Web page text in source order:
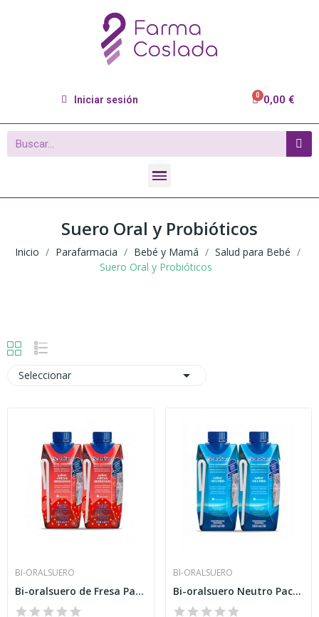
Iniciar sesión 0,00 €
Suero Oral y Probióticos
Inicio Parafarmacia Bebé y Mamá
Salud para Bebé
Suero Oral y Probióticos
Seleccionar 
BI-ORALSUERO
Bi-oralsuero de Fresa Pack 200ml
BI-ORALSUERO
Bi-oralsuero Neutro Pack 200ml